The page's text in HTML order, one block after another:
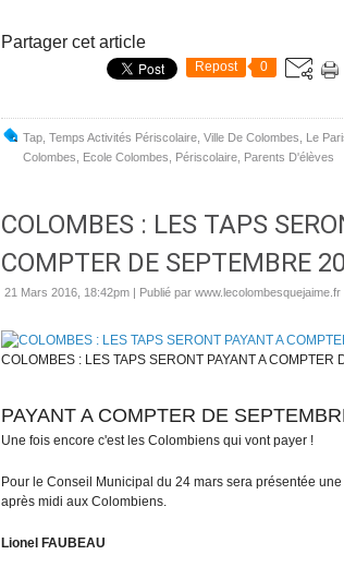
Partager cet article
Repost 0
Tap Temps Activités Périscolaire Ville De Colombes Le
Colombes
Ecole Colombes Périscolaire Parents D'élèves
COLOMBES : LES TAPS
COMPTER DE SEPTEMBRE
21 Mars 2016, 18:42pm | Publié par www.lecolombesquejaime.fr
COLOMBES : LES TAPS SERONT PAYANT A COMPTER
PAYANT A COMPTER DE
Une fois encore c'est les Colombiens qui vont payer !
Pour le Conseil Municipal du 24 mars sera présentée
après midi aux Colombiens.
Lionel FAUBEAU